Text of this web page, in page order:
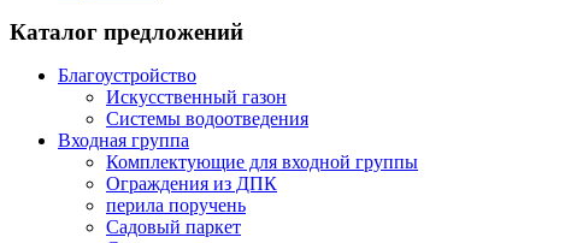
Каталог предложений
Благоустройство
Искусственный газон
Системы водоотведения
Входная группа
Комплектующие для входной группы
Ограждения из ДПК
перила поручень
Садовый паркет